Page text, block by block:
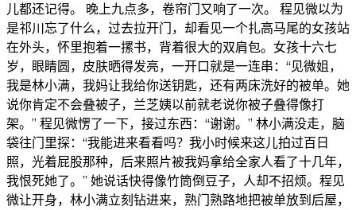
儿都还记得。 晚上九点多，卷帘门又响了一次。 程见微以为
是祁川忘了什么，过去拉开门，却看见一个扎高马尾的女孩站
在外头，怀里抱着一摞书，背着很大的双肩包。女孩十六七
岁，眼睛圆，皮肤晒得发亮，一开口就是一连串：“见微姐，
我是林小满，我妈让我给你送钥匙，还有两床洗好的被单。她
说你肯定不会叠被子，兰芝姨以前就老说你被子叠得像打
架。” 程见微愣了一下，接过东西：“谢谢。” 林小满没走，脑
袋往门里探：“我能进来看看吗？我小时候来这儿拍过百日
照，光着屁股那种，后来照片被我妈拿给全家人看了十几年，
我恨死她了。” 她说话快得像竹筒倒豆子，人却不招烦。程见
微让开身，林小满立刻钻进来，熟门熟路地把被单放到后屋，